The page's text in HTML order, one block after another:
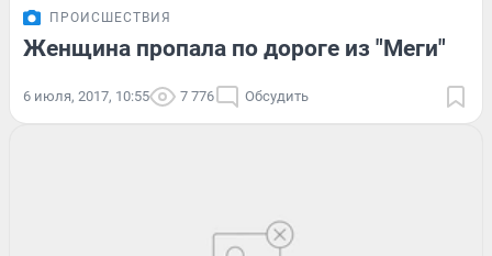
ПРОИСШЕСТВИЯ
Женщина пропала по дороге из "Меги"
6 июля, 2017, 10:55 7 776 Обсудить